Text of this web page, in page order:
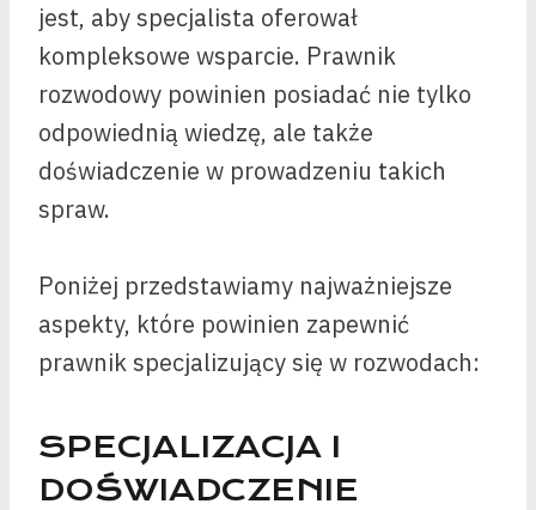
jest, aby specjalista oferował
kompleksowe wsparcie. Prawnik
rozwodowy powinien posiadać nie tylko
odpowiednią wiedzę, ale także
doświadczenie w prowadzeniu takich
spraw.
Poniżej przedstawiamy najważniejsze
aspekty, które powinien zapewnić
prawnik specjalizujący się w rozwodach:
SPECJALIZACJA I
DOŚWIADCZENIE